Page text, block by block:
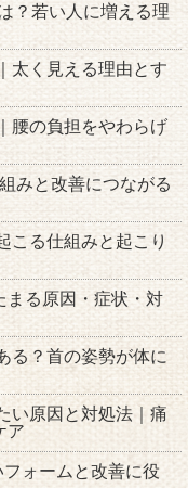
？若い人に増える理
太く見える理由とす
腰の負担をやわらげ
みと改善につながる
こる仕組みと起こり
まる原因・症状・対
る？首の姿勢が体に
い原因と対処法｜痛
ア
ォームと改善に役